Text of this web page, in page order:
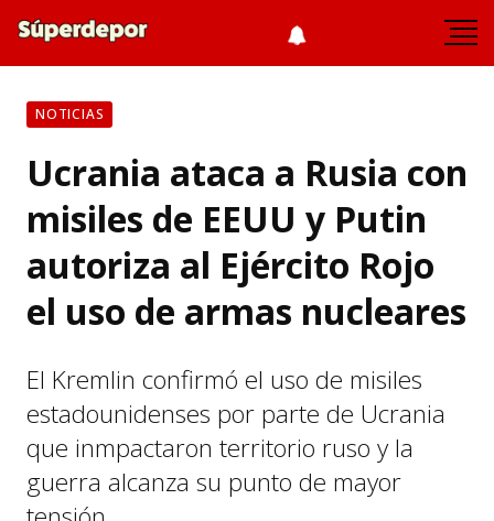
NOTICIAS
Ucrania ataca a Rusia con
misiles de EEUU y Putin
autoriza al Ejército Rojo
el uso de armas nucleares
El Kremlin confirmó el uso de misiles
estadounidenses por parte de Ucrania
que inmpactaron territorio ruso y la
guerra alcanza su punto de mayor